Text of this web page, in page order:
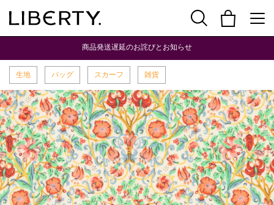
商品発送遅延のお詫びとお知らせ
生地 バッグ スカーフ 雑貨